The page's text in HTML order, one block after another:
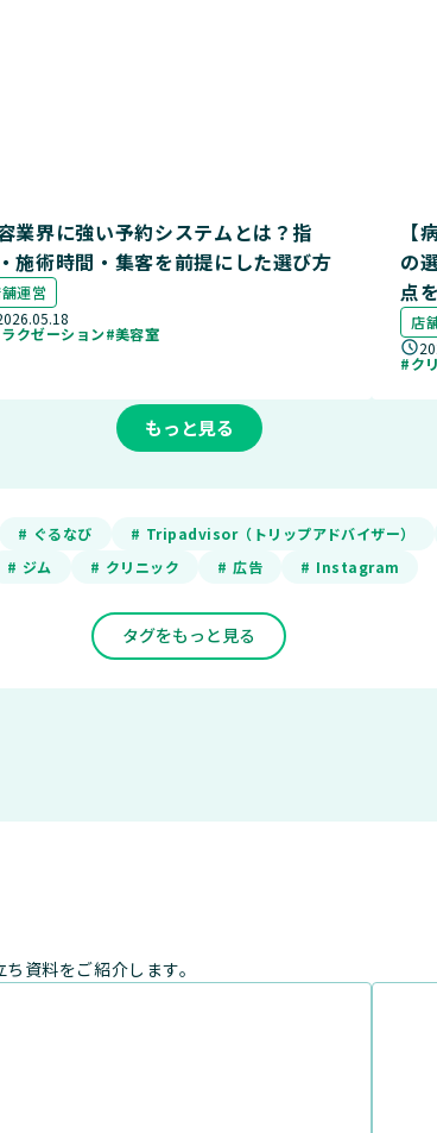
業界に強い予約システムとは？指
施術時間・集客を前提にした選び方
運営
クゼーション#美容室
【
の
点
店
#ク
もっと見る
# ぐるなび # Tripadvisor（トリップアドバイザー）
# ジム # クリニック # 広告 # Instagram
タグをもっと見る
資料をご紹介します。